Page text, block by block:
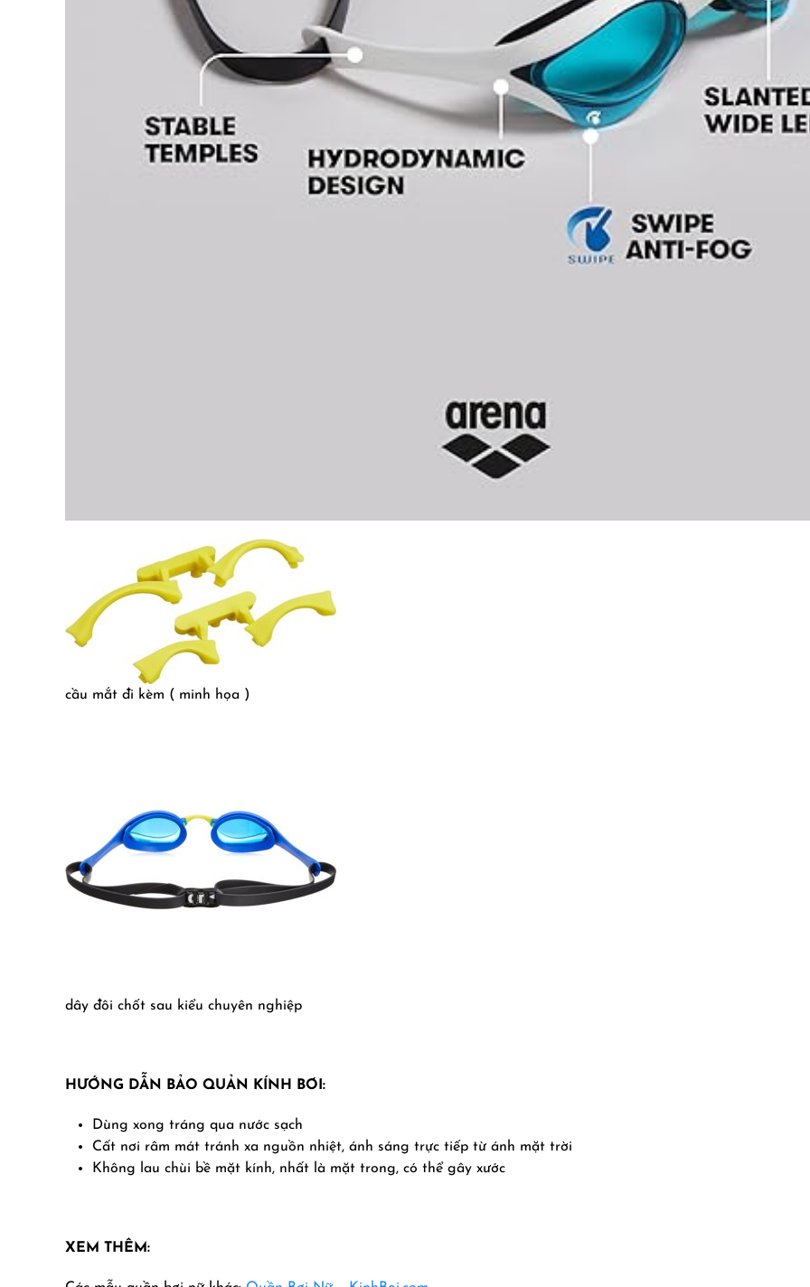
cầu mắt đi kèm ( minh họa )
dây đôi chốt sau kiểu chuyên nghiệp
HƯỚNG DẪN BẢO QUẢN KÍNH BƠI:
Dùng xong tráng qua nước sạch
Cất nơi râm mát tránh xa nguồn nhiệt, ánh sáng trực tiếp từ ánh mặt trời
Không lau chùi bề mặt kính, nhất là mặt trong, có thể gây xước
XEM THÊM: